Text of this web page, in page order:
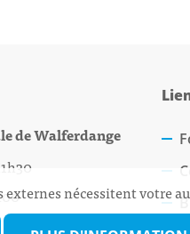
de Walferdange
externes nécessitent votre